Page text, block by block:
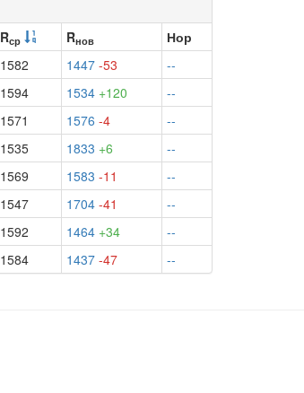
Rср Rнов
Нор
1582 1447 -53
--
1594 1534 +120
--
1571 1576 -4
--
1535 1833 +6
--
1569 1583 -11
--
1547 1704 -41
--
1592 1464 +34
--
1584 1437 -47 --